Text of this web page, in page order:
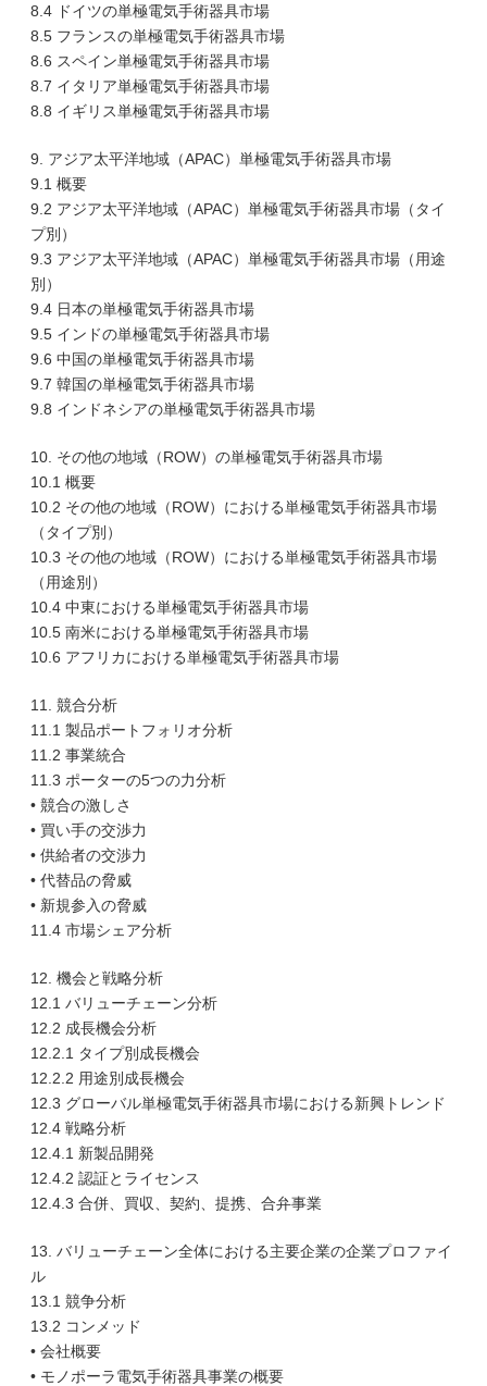
8.4 ドイツの単極電気手術器具市場
8.5 フランスの単極電気手術器具市場
8.6 スペイン単極電気手術器具市場
8.7 イタリア単極電気手術器具市場
8.8 イギリス単極電気手術器具市場
9. アジア太平洋地域（APAC）単極電気手術器具市場
9.1 概要
9.2 アジア太平洋地域（APAC）単極電気手術器具市場（タイ
プ別）
9.3 アジア太平洋地域（APAC）単極電気手術器具市場（用途
別）
9.4 日本の単極電気手術器具市場
9.5 インドの単極電気手術器具市場
9.6 中国の単極電気手術器具市場
9.7 韓国の単極電気手術器具市場
9.8 インドネシアの単極電気手術器具市場
10. その他の地域（ROW）の単極電気手術器具市場
10.1 概要
10.2 その他の地域（ROW）における単極電気手術器具市場
（タイプ別）
10.3 その他の地域（ROW）における単極電気手術器具市場
（用途別）
10.4 中東における単極電気手術器具市場
10.5 南米における単極電気手術器具市場
10.6 アフリカにおける単極電気手術器具市場
11. 競合分析
11.1 製品ポートフォリオ分析
11.2 事業統合
11.3 ポーターの5つの力分析
• 競合の激しさ
• 買い手の交渉力
• 供給者の交渉力
• 代替品の脅威
• 新規参入の脅威
11.4 市場シェア分析
12. 機会と戦略分析
12.1 バリューチェーン分析
12.2 成長機会分析
12.2.1 タイプ別成長機会
12.2.2 用途別成長機会
12.3 グローバル単極電気手術器具市場における新興トレンド
12.4 戦略分析
12.4.1 新製品開発
12.4.2 認証とライセンス
12.4.3 合併、買収、契約、提携、合弁事業
13. バリューチェーン全体における主要企業の企業プロファイ
ル
13.1 競争分析
13.2 コンメッド
• 会社概要
• モノポーラ電気手術器具事業の概要